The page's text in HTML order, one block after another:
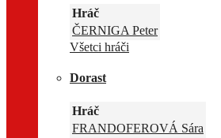
Hráč
ČERNIGA Peter
Všetci hráči
Dorast
Hráč
FRANDOFEROVÁ Sára